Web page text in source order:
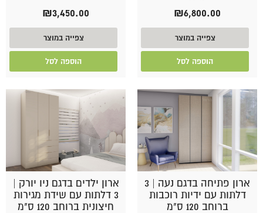
₪6,800.00
צפייה במוצר
הוספה לסל
₪3,450.00
צפייה במוצר
הוספה לסל
ארון פתיחה בדגם נעה | 3
דלתות עם ידיות רוכבות
ברוחב 120 ס"מ
ארון ילדים בדגם ניו יורק |
3 דלתות עם שידת מגירות
חיצונית ברוחב 120 ס"מ